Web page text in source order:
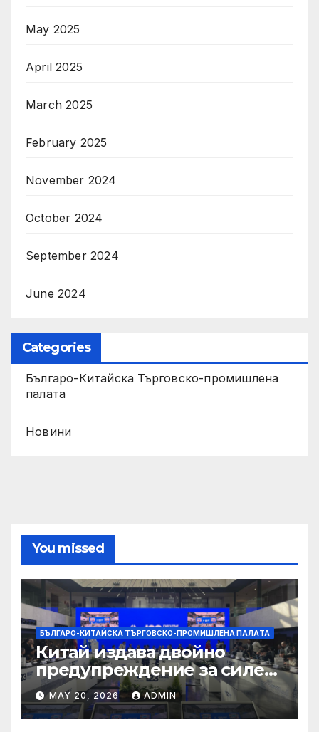
May 2025
April 2025
March 2025
February 2025
November 2024
October 2024
September 2024
June 2024
Categories
Българо-Китайска Търговско-промишлена
палaта
Новини
You missed
БЪЛГАРО-КИТАЙСКА ТЪРГОВСКО-ПРОМИШЛЕНА ПАЛAТА
Китай издава двойно
предупреждение за силен
дъжд и пясъчни бури
MAY 20, 2026 ADMIN